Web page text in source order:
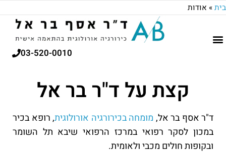
בית» אודות
03-520-0010
קצת על ד"ר בר אל
ד"ר אסף בר אל, מומחה בכירורגיה אורולוגית, רופא בכיר
במכון לסקר רפואי במרכז הרפואי שיבא תל השומר
ובקופות חולים מכבי ולאומית.